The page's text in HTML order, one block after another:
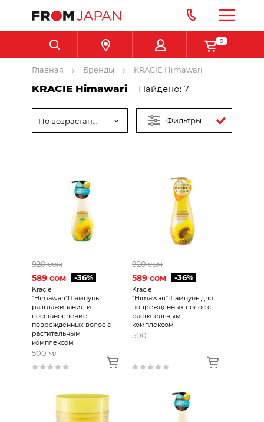
0
Главная Бренды KRACIE Himawari
KRACIE Himawari Найдено: 7
Фильтры
920 сом
589 сом -36%
Kracie
"Himawari"Шампунь
разглаживание и
восстановление
поврежденных волос с
растительным
комплексом
500 мл
920 сом
589 сом -36%
Kracie
"Himawari"Шампунь для
поврежденных волос с
растительным
комплексом
500